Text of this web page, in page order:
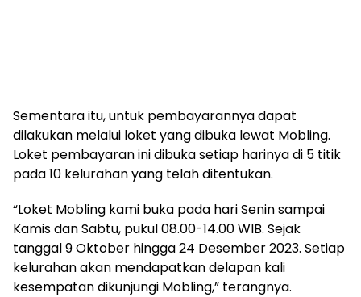
Sementara itu, untuk pembayarannya dapat
dilakukan melalui loket yang dibuka lewat Mobling.
Loket pembayaran ini dibuka setiap harinya di 5 titik
pada 10 kelurahan yang telah ditentukan.
“Loket Mobling kami buka pada hari Senin sampai
Kamis dan Sabtu, pukul 08.00-14.00 WIB. Sejak
tanggal 9 Oktober hingga 24 Desember 2023. Setiap
kelurahan akan mendapatkan delapan kali
kesempatan dikunjungi Mobling,” terangnya.